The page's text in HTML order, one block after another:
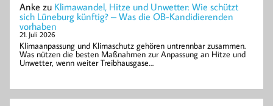
Anke zu Klimawandel, Hitze und Unwetter: Wie schützt
sich Lüneburg künftig? – Was die OB-Kandidierenden
vorhaben
21. Juli 2026
Klimaanpassung und Klimaschutz gehören untrennbar zusammen.
Was nützen die besten Maßnahmen zur Anpassung an Hitze und
Unwetter, wenn weiter Treibhausgase…